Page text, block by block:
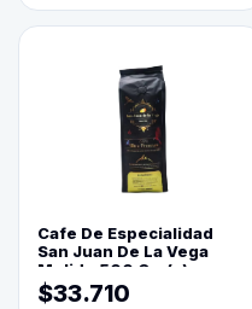
Cafe De Especialidad
San Juan De La Vega
Molido 500 Grs(=)
$33.710